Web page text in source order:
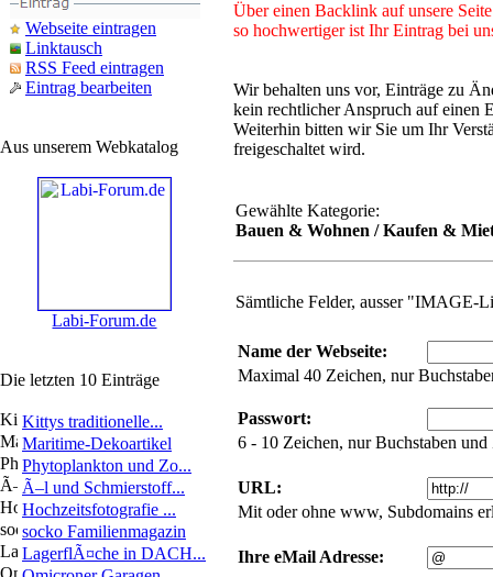
Webseite eintragen
Linktausch
RSS Feed eintragen
Eintrag bearbeiten
Aus unserem Webkatalog
Labi-Forum.de
Die letzten 10 Einträge
Kittys traditionelle...
Maritime-Dekoartikel
Phytoplankton und Zo...
Ã–l und Schmierstoff...
Hochzeitsfotografie ...
socko Familienmagazin
LagerflÃ¤che in DACH...
Über einen Backlink auf unsere
so hochwertiger ist Ihr Eintrag bei
Wir behalten uns vor, Einträge zu
kein rechtlicher Anspruch auf einen
Weiterhin bitten wir Sie um Ihr
freigeschaltet wird.
Gewählte Kategorie:
Bauen & Wohnen / Kaufen &
Sämtliche Felder, ausser "IMAGE-
Name der Webseite:
Maximal 40 Zeichen, nur
Passwort:
6 - 10 Zeichen, nur Buchstaben
URL:
Mit oder ohne www, Subdomains
Ihre eMail Adresse: